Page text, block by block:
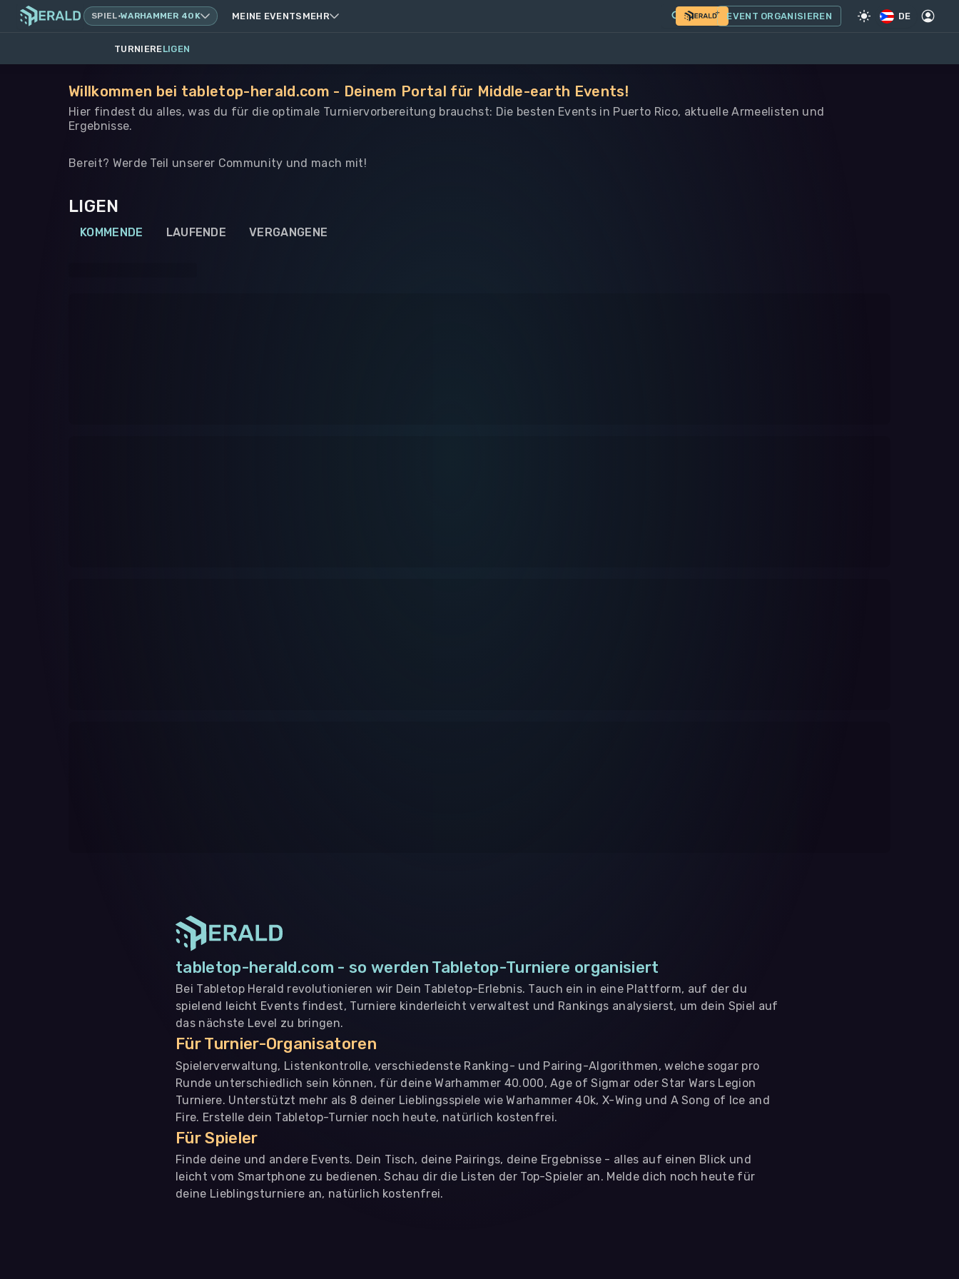
SPIEL·WARHAMMER 40K MEINE EVENTS MEHR EVENT ORGANISIEREN DE
TURNIERELIGEN
Willkommen bei tabletop-herald.com - Deinem Portal für Middle-earth Events!
Hier findest du alles, was du für die optimale Turniervorbereitung brauchst: Die besten Events in Puerto Rico, aktuelle Armeelisten und
Ergebnisse.
Bereit? Werde Teil unserer Community und mach mit!
LIGEN
KOMMENDE LAUFENDE VERGANGENE
tabletop-herald.com - so werden Tabletop-Turniere organisiert
Bei Tabletop Herald revolutionieren wir Dein Tabletop-Erlebnis. Tauch ein in eine Plattform, auf der du
spielend leicht Events findest, Turniere kinderleicht verwaltest und Rankings analysierst, um dein Spiel auf
das nächste Level zu bringen.
Für Turnier-Organisatoren
Spielerverwaltung, Listenkontrolle, verschiedenste Ranking- und Pairing-Algorithmen, welche sogar pro
Runde unterschiedlich sein können, für deine Warhammer 40.000, Age of Sigmar oder Star Wars Legion
Turniere. Unterstützt mehr als 8 deiner Lieblingsspiele wie Warhammer 40k, X-Wing und A Song of Ice and
Fire. Erstelle dein Tabletop-Turnier noch heute, natürlich kostenfrei.
Für Spieler
Finde deine und andere Events. Dein Tisch, deine Pairings, deine Ergebnisse - alles auf einen Blick und
leicht vom Smartphone zu bedienen. Schau dir die Listen der Top-Spieler an. Melde dich noch heute für
deine Lieblingsturniere an, natürlich kostenfrei.